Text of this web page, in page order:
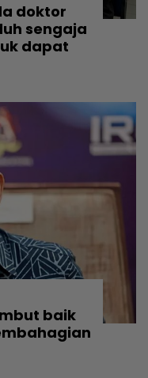
doktor
sengaja
dapat
baik